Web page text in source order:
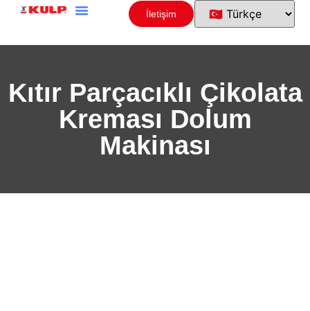
İletişim
Kıtır Parçacıklı Çikolata
Kreması Dolum
Makinası